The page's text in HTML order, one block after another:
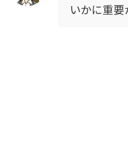
いかに重要